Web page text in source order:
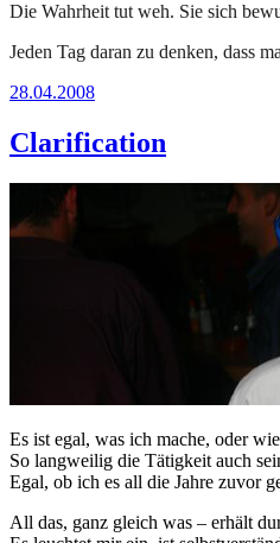
Die Wahrheit tut weh. Sie sich
Jeden Tag daran zu denken, dass
28.04.2008
Clarification
Es ist egal, was ich mache, oder
So langweilig die Tätigkeit auch
Egal, ob ich es all die Jahre zuvor
All das, ganz gleich was – erhält